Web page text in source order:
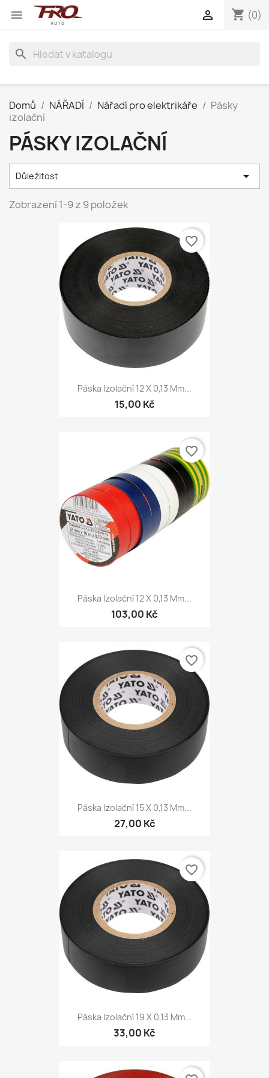
 shopping_cart (0)

search
Domů NÁŘADÍ Nářadí pro elektrikáře
Pásky
izolační
PÁSKY IZOLAČNÍ
Důležitost 
Zobrazení 1-9 z 9 položek
Páska Izolační 12 X 0,13 Mm...
15,00 Kč
favorite_border
Páska Izolační 12 X 0,13 Mm...
103,00 Kč
favorite_border
Páska Izolační 15 X 0,13 Mm...
27,00 Kč
favorite_border
Páska Izolační 19 X 0,13 Mm...
33,00 Kč
favorite_border